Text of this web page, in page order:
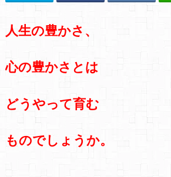
人生の豊かさ、
心の豊かさとは
どうやって育む
ものでしょうか。